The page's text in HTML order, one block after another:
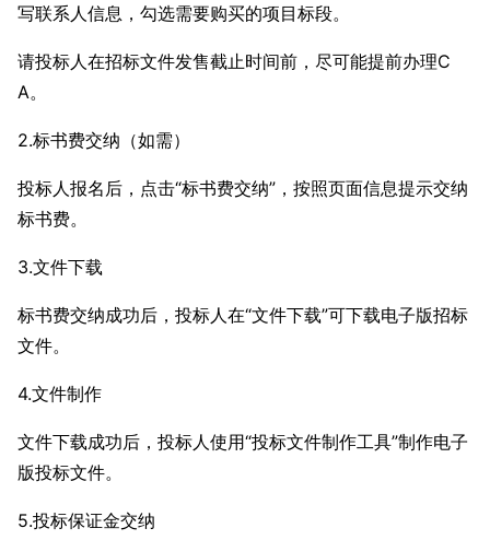
写联系人信息，勾选需要购买的项目标段。
请投标人在招标文件发售截止时间前，尽可能提前办理C
A。
2.标书费交纳（如需）
投标人报名后，点击“标书费交纳”，按照页面信息提示交纳
标书费。
3.文件下载
标书费交纳成功后，投标人在“文件下载”可下载电子版招标
文件。
4.文件制作
文件下载成功后，投标人使用“投标文件制作工具”制作电子
版投标文件。
5.投标保证金交纳